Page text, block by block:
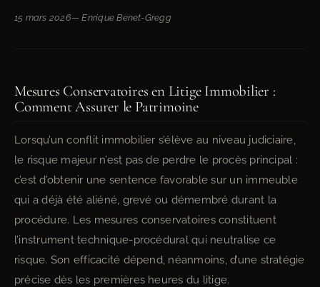
15 mars 2026— Enrique Benet-Gregg
Mesures Conservatoires en Litige Immobilier :
Comment Assurer le Patrimoine
Lorsqu’un conflit immobilier s’élève au niveau judiciaire,
le risque majeur n’est pas de perdre le procès principal :
c’est d’obtenir une sentence favorable sur un immeuble
qui a déjà été aliéné, grevé ou démembré durant la
procédure. Les mesures conservatoires constituent
l’instrument technique-procédural qui neutralise ce
risque. Son efficacité dépend, néanmoins, d’une stratégie
précise dès les premières heures du litige.